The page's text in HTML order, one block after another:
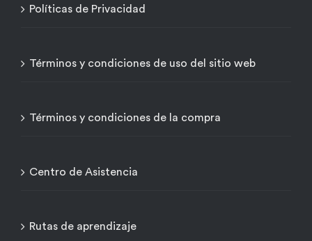
Políticas de Privacidad
Términos y condiciones de uso del sitio web
Términos y condiciones de la compra
Centro de Asistencia
Rutas de aprendizaje